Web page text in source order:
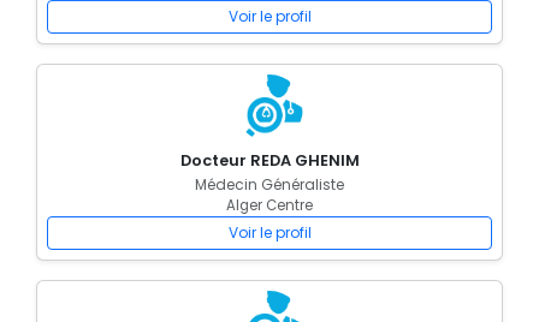
Voir le profil
Docteur REDA GHENIM
Médecin Généraliste
Alger Centre
Voir le profil